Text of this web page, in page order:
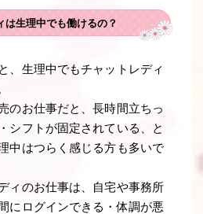
は生理中でも働けるの？
、生理中でもチャットレディ
のお仕事だと、長時間立ちっ
シフトが固定されている、と
中はつらく感じる方も多いで
ィのお仕事は、自宅や事務所
にログインできる・体調が悪